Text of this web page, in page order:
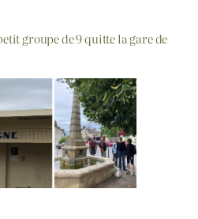
groupe de 9 quitte la gare de